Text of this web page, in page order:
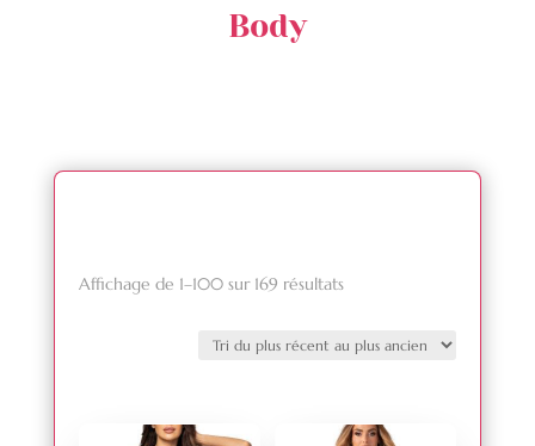
Body
Affichage de 1–100 sur 169 résultatsTrié
du